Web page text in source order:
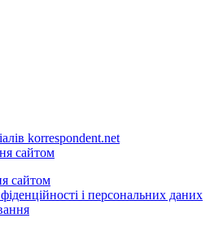
korrespondent.net
сайтом
сайтом
і персональних даних